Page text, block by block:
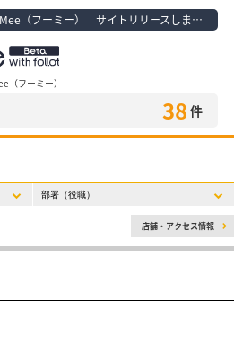
（フーミー） サイトリリースしました！
（フーミー）
38 件
店舗・アクセス情報